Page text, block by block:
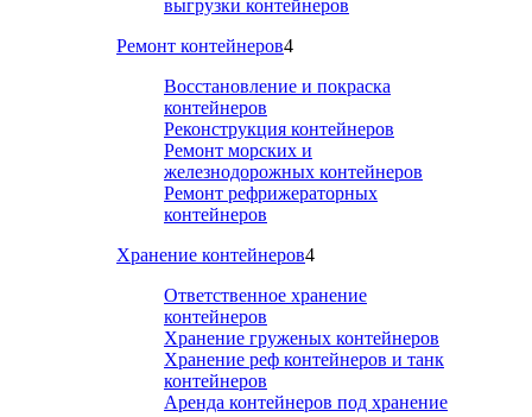
выгрузки контейнеров
Ремонт контейнеров4
Восстановление и покраска
контейнеров
Реконструкция контейнеров
Ремонт морских и
железнодорожных контейнеров
Ремонт рефрижераторных
контейнеров
Хранение контейнеров4
Ответственное хранение
контейнеров
Хранение груженых контейнеров
Хранение реф контейнеров и танк
контейнеров
Аренда контейнеров под хранение